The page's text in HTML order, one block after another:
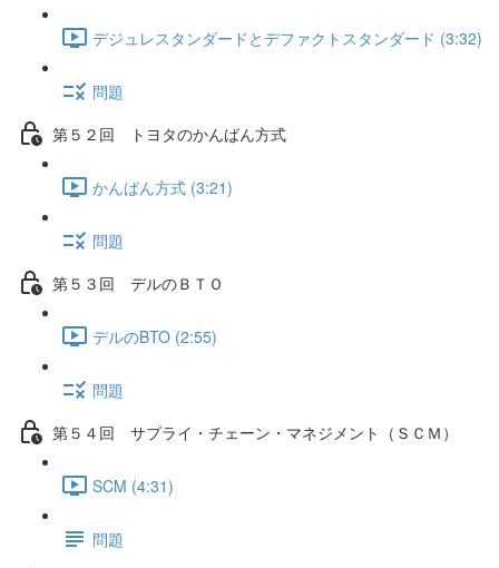
デジュレスタンダードとデファクトスタンダード (3:32)
問題
第５２回 トヨタのかんばん方式
かんばん方式 (3:21)
問題
第５３回 デルのＢＴＯ
デルのBTO (2:55)
問題
第５４回 サプライ・チェーン・マネジメント（ＳＣＭ）
SCM (4:31)
問題